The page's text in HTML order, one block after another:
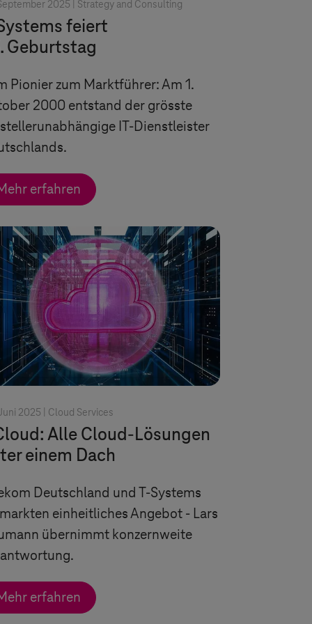
2025 | Strategy and Consulting
feiert
Geburtstag
Pionier zum Marktführer: Am 1.
2000 entstand der grösste
IT-Dienstleister
erfahren
2025 | Cloud Services
: Alle Cloud-Lösungen
einem Dach
Deutschland und T-Systems
einheitliches Angebot - Lars
übernimmt konzernweite
.
erfahren